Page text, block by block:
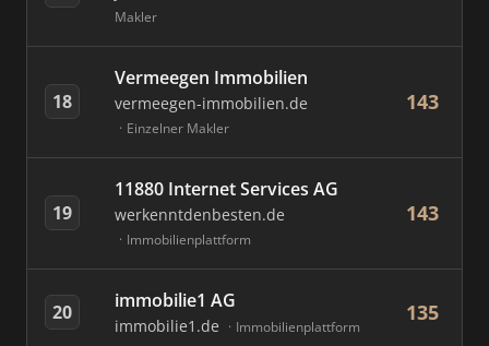
Makler
18
Vermeegen Immobilien
vermeegen-immobilien.de
Einzelner Makler
143
19
11880 Internet Services AG
werkenntdenbesten.de
Immobilienplattform
143
20 immobilie1 AG
immobilie1.de Immobilienplattform
135